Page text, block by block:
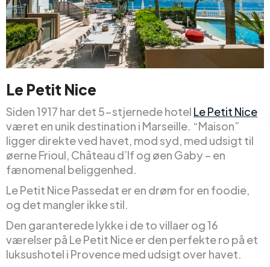
Le Petit Nice
Siden 1917 har det 5-stjernede hotel Le Petit Nice
været en unik destination i Marseille. “Maison”
ligger direkte ved havet, mod syd, med udsigt til
øerne Frioul, Château d’If og øen Gaby – en
fænomenal beliggenhed.
Le Petit Nice Passedat er en drøm for en foodie,
og det mangler ikke stil.
Den garanterede lykke i de to villaer og 16
værelser på Le Petit Nice er den perfekte ro på et
luksushotel i Provence med udsigt over havet.